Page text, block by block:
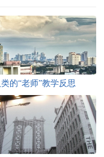
类的“老师”教学反思